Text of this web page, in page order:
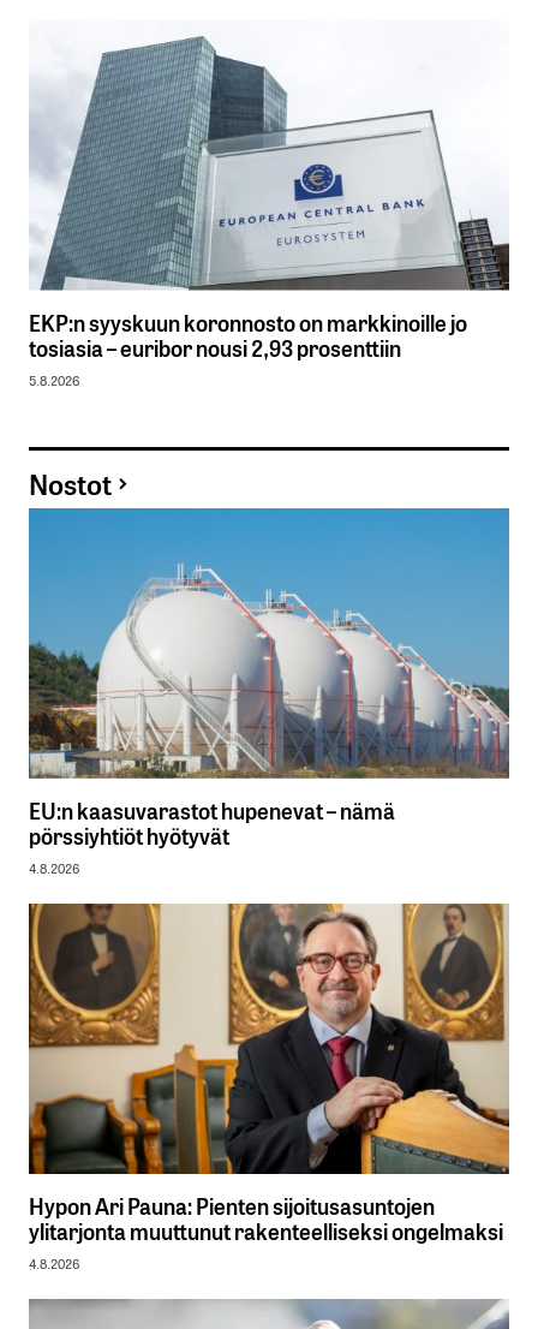
EKP:n syyskuun koronnosto on markkinoille jo
tosiasia – euribor nousi 2,93 prosenttiin
5.8.2026
Nostot
EU:n kaasuvarastot hupenevat – nämä
pörssiyhtiöt hyötyvät
4.8.2026
Hypon Ari Pauna: Pienten sijoitusasuntojen
ylitarjonta muuttunut rakenteelliseksi ongelmaksi
4.8.2026